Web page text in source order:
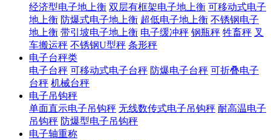
经济型电子地上衡 双层有框架电子地上衡 可移动式电子
地上衡 防爆式电子地上衡 超低电子地上衡 不锈钢电子
地上衡 带引坡电子地上衡 电子缓冲秤 钢瓶秤 牲畜秤 叉
车搬运秤 不锈钢U型秤 条形秤
电子台秤类
电子台秤 可移动式电子台秤 防爆电子台秤 可折叠电子
台秤 机械台秤
电子吊钩秤
单面直示电子吊钩秤 无线数传式电子吊钩秤 耐高温电子
吊钩秤 防爆型电子吊钩秤
电子轴重称